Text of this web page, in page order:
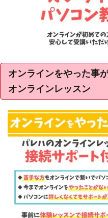
オンラインをやった事
オンラインレッスン